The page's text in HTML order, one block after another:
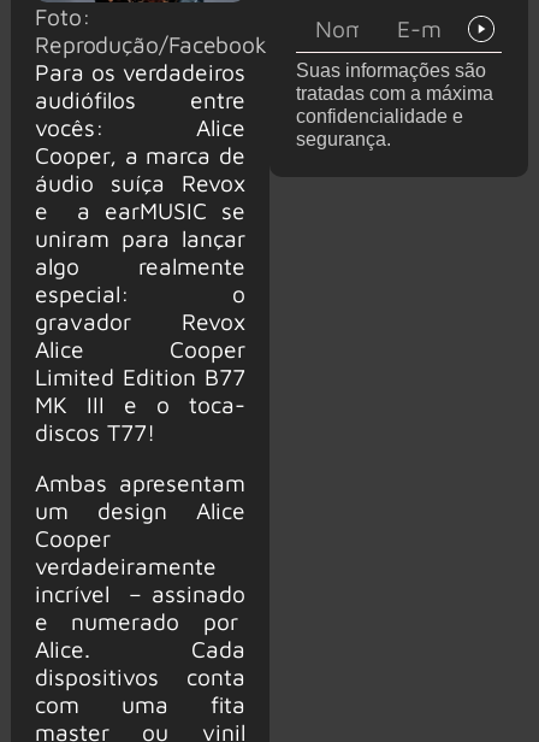
Foto:
Reprodução/Facebook
Para os verdadeiros
audiófilos entre
vocês: Alice
Cooper, a marca de
áudio suíça Revox
e a earMUSIC se
uniram para lançar
algo realmente
especial: o
gravador Revox
Alice Cooper
Limited Edition B77
MK III e o toca-
discos T77!
Ambas apresentam
um design Alice
Cooper
verdadeiramente
incrível – assinado
e numerado por
Alice. Cada
dispositivos conta
com uma fita
master ou vinil
montagem
acelerada
e line-up
completo
confirmad
Suas informações são
tratadas com a máxima
confidencialidade e
segurança.